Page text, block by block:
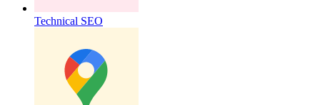
Technical SEO